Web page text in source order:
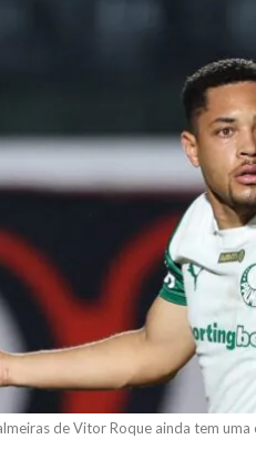
de Vitor Roque ainda tem